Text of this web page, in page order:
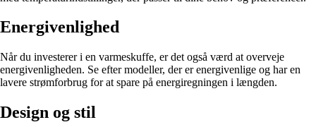
Energivenlighed
Når du investerer i en varmeskuffe, er det også værd at overveje
energivenligheden. Se efter modeller, der er energivenlige og har en
lavere strømforbrug for at spare på energiregningen i længden.
Design og stil